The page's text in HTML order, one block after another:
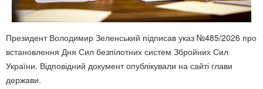
Президент Володимир Зеленський підписав указ №485/2026 про
встановлення Дня Сил безпілотних систем Збройних Сил
України. Відповідний документ опублікували на сайті глави
держави.